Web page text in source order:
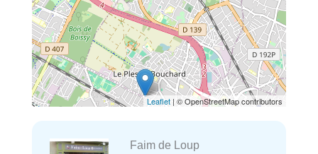
Leaflet | © OpenStreetMap contributors
Faim de Loup